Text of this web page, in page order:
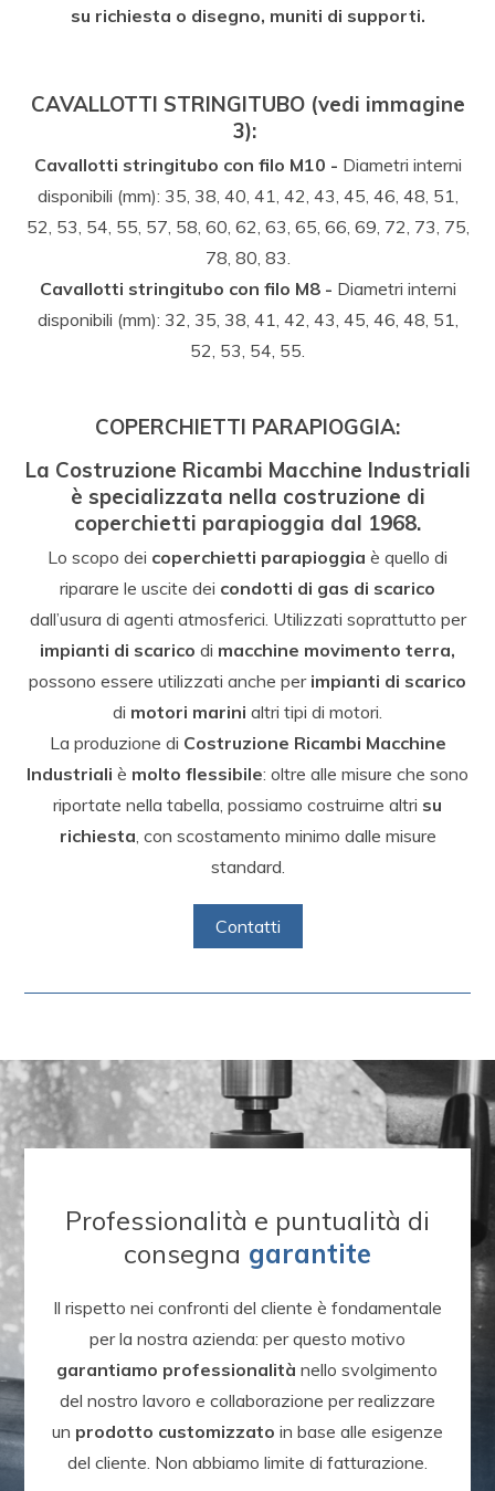
su richiesta o disegno, muniti di supporti.
CAVALLOTTI STRINGITUBO (vedi immagine
3):
Cavallotti stringitubo con filo M10 - Diametri interni
disponibili (mm): 35, 38, 40, 41, 42, 43, 45, 46, 48, 51,
52, 53, 54, 55, 57, 58, 60, 62, 63, 65, 66, 69, 72, 73, 75,
78, 80, 83.
Cavallotti stringitubo con filo M8 - Diametri interni
disponibili (mm): 32, 35, 38, 41, 42, 43, 45, 46, 48, 51,
52, 53, 54, 55.
COPERCHIETTI PARAPIOGGIA:
La Costruzione Ricambi Macchine Industriali
è specializzata nella costruzione di
coperchietti parapioggia dal 1968.
Lo scopo dei coperchietti parapioggia è quello di
riparare le uscite dei condotti di gas di scarico
dall’usura di agenti atmosferici. Utilizzati soprattutto per
impianti di scarico di macchine movimento terra,
possono essere utilizzati anche per impianti di scarico
di motori marini altri tipi di motori.
La produzione di Costruzione Ricambi Macchine
Industriali è molto flessibile: oltre alle misure che sono
riportate nella tabella, possiamo costruirne altri su
richiesta, con scostamento minimo dalle misure
standard.
Contatti
Professionalità e puntualità di
consegna garantite
Il rispetto nei confronti del cliente è fondamentale
per la nostra azienda: per questo motivo
garantiamo professionalità nello svolgimento
del nostro lavoro e collaborazione per realizzare
un prodotto customizzato in base alle esigenze
del cliente. Non abbiamo limite di fatturazione.